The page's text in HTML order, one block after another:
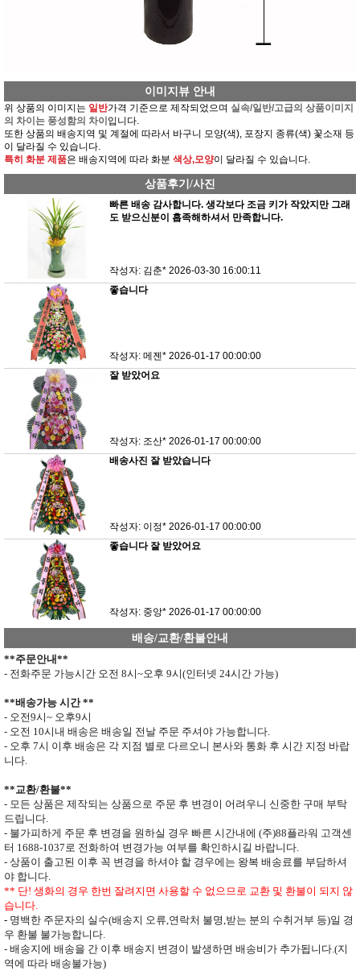
이미지뷰 안내
위 상품의 이미지는 일반가격 기준으로 제작되었으며 실속/일반/고급의 상품이미지
의 차이는 풍성함의 차이 입니다.
또한 상품의 배송지역 및 계절에 따라서 바구니 모양(색), 포장지 종류(색) 꽃소재 등
이 달라질 수 있습니다.
특히 화분 제품은 배송지역에 따라 화분 색상,모양이 달라질 수 있습니다.
상품후기/사진
빠른 배송 감사합니다. 생각보다 조금 키가 작았지만 그래
도 받으신분이 흡족해하셔서 만족합니다.
작성자: 김춘* 2026-03-30 16:00:11
좋습니다
작성자: 메젠* 2026-01-17 00:00:00
잘 받았어요
작성자: 조산* 2026-01-17 00:00:00
배송사진 잘 받았습니다
작성자: 이정* 2026-01-17 00:00:00
좋습니다 잘 받았어요
작성자: 중앙* 2026-01-17 00:00:00
배송/교환/환불안내
**주문안내**
- 전화주문 가능시간 오전 8시~오후 9시(인터넷 24시간 가능)
**배송가능 시간**
- 오전9시~ 오후9시
- 오전 10시내 배송은 배송일 전날 주문 주셔야 가능합니다.
- 오후 7시 이후 배송은 각 지점 별로 다르오니 본사와 통화 후 시간 지정 바랍
니다.
**교환/환불**
- 모든 상품은 제작되는 상품으로 주문 후 변경이 어려우니 신중한 구매 부탁
드립니다.
- 불가피하게 주문 후 변경을 원하실 경우 빠른 시간내에 (주)88플라워 고객센
터 1688-1037로 전화하여 변경가능 여부를 확인하시길 바랍니다.
- 상품이 출고된 이후 꼭 변경을 하셔야 할 경우에는 왕복 배송료를 부담하셔
야 합니다.
** 단! 생화의 경우 한번 잘려지면 사용할 수 없으므로 교환 및 환불이 되지 않
습니다.
- 명백한 주문자의 실수(배송지 오류,연락처 불명,받는 분의 수취거부 등)일 경
우 환불 불가능합니다.
- 배송지에 배송을 간 이후 배송지 변경이 발생하면 배송비가 추가됩니다.(지
역에 따라 배송불가능)